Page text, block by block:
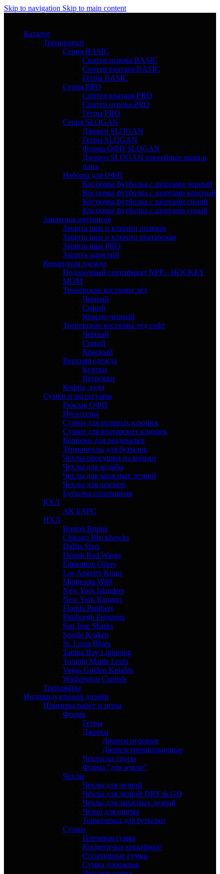
Skip to navigation Skip to main content
Каталог
Тренировки
Серия BASIC
Свитер игрока BASIC
Свитер вратаря BASIC
Гетры BASIC
Серия PRO
Свитер вратаря PRO
Свитер игрока PRO
Гетры PRO
Серия SLOGAN
Джерси SLOGAN
Гетры SLOGAN
Форма ОФП SLOGAN
Джерси SLOGAN хоккейные мама и
папа
Наборы для ОФП
Костюмы футболка с шортами черный
Костюмы футболка с шортами красный
Костюмы футболка с шортами синий
Костюмы футболка с шортами серый
Защитная амуниция
Защита шеи и ключиц полевая
Защита шеи и ключиц вратарская
Защита шеи PRO
Защита запястий
Командная одежда
Подарочный сертификат NPP – HOCKEY
MOM
Тренерские костюмы лёд
Черный
Синий
Красно-черный
Тренерские костюмы лёд софт
Черный
Синий
Красный
Верхняя одежда
Куртки
Ветровки
Кофты, худи
Сумки и аксессуары
Рюкзак ОФП
Несессеры
Сумки для полевых клюшек
Сумки для вратарских клюшек
Коврики для раздевалки
Термочехлы для бутылок
Чехлы-просушки на коньки
Чехлы для ходьбы
Чехлы для запасных лезвий
Чехлы для шлемов
Бутылка спортивная
КХЛ
АК БАРС
НХЛ
Boston Bruins
Chicago Blackhawks
Dallas Stars
Detroit Red Wings
Edmonton Oilers
Los Angeles Kings
Minnesota Wild
New York Islanders
New York Rangers
Florida Panthers
Pittsburgh Penguins
San Jose Sharks
Seattle Kraken
St. Louis Blues
Tampa Bay Lightning
Toronto Maple Leafs
Vegas Golden Knights
Washington Capitals
Тренажёры
Индивидуальный дизайн
Примеры работ и цены
Форма
Гетры
Джерси
Джерси игровые
Джерси тренировочные
Чехлы на трусы
Форма “для земли”
Чехлы
Чехлы для лезвий
Чехлы для лезвий DRY & GO
Чехлы для запасных лезвий
Чехол для шлема
Термочехол для бутылки
Сумки
Плечевая сумка
Косметички хоккейные
Спортивные сумки
Сумка дорожная